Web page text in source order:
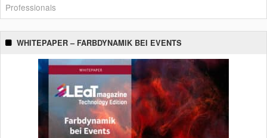
Professionals
WHITEPAPER – FARBDYNAMIK BEI EVENTS